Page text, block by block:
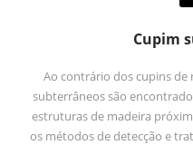
Cupim
Ao contrário dos cupins de
subterrâneos são
estruturas de madeira
os métodos de detecção e